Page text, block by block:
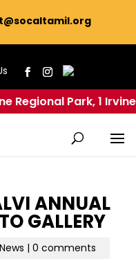
Park Rd, Orange,
ANNUAL
GALLERY
News | 0 comments